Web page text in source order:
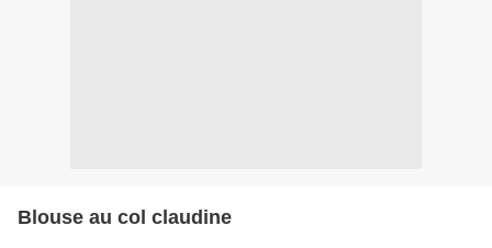
Blouse au col claudine